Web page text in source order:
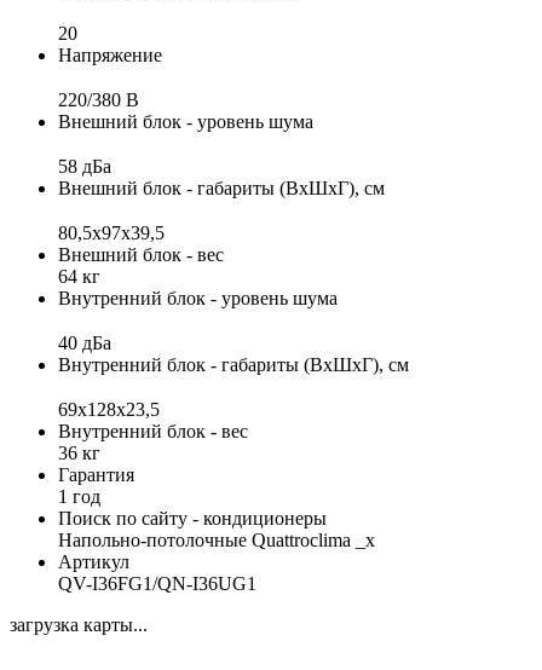
20
Напряжение
220/380 В
Внешний блок - уровень шума
58 дБа
Внешний блок - габариты (ВхШхГ), см
80,5х97х39,5
Внешний блок - вес
64 кг
Внутренний блок - уровень шума
40 дБа
Внутренний блок - габариты (ВхШхГ), см
69x128x23,5
Внутренний блок - вес
36 кг
Гарантия
1 год
Поиск по сайту - кондиционеры
Напольно-потолочные Quattroclima _x
Артикул
QV-I36FG1/QN-I36UG1
загрузка карты...